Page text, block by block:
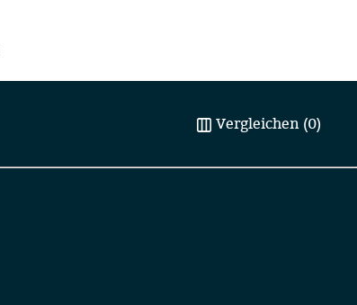
Vergleichen (0)